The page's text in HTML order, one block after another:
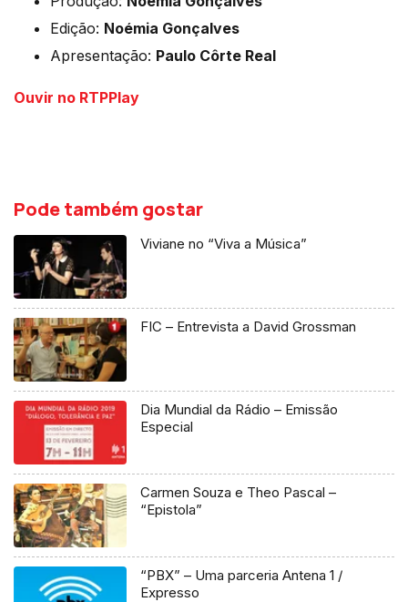
Edição: Noémia Gonçalves
Apresentação: Paulo Côrte Real
Ouvir no RTPPlay
Pode também gostar
Viviane no “Viva a Música”
FIC – Entrevista a David Grossman
Dia Mundial da Rádio – Emissão
Especial
Carmen Souza e Theo Pascal –
“Epistola”
“PBX” – Uma parceria Antena 1 /
Expresso